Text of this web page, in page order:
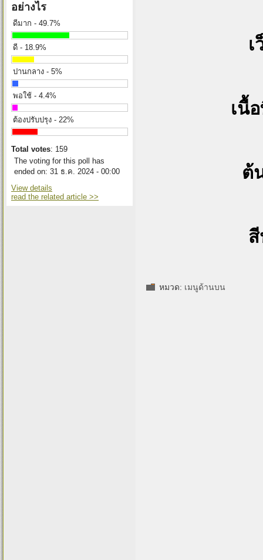
อย่างไร
ดีมาก - 49.7%
ดี - 18.9%
ปานกลาง - 5%
พอใช้ - 4.4%
ต้องปรับปรุง - 22%
Total votes: 159
The voting for this poll has
ended on: 31 ธ.ค. 2024 - 00:00
View details
read the related article >>
เนื้
ต้
หมวด: เมนูด้านบน